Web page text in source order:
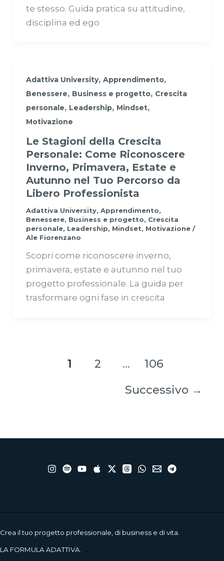
te stesso. Guida pratica su attitudine,
disciplina ed ego
Adattiva University, Apprendimento,
Benessere, Business e progetto, Crescita
personale, Leadership, Mindset,
Motivazione
Le Stagioni della Crescita
Personale: Come Riconoscere
Inverno, Primavera, Estate e
Autunno nel Tuo Percorso da
Libero Professionista
Adattiva University, Apprendimento,
Benessere, Business e progetto, Crescita
personale, Leadership, Mindset, Motivazione/
Ale Fiorenzano
Scopri come riconoscere inverno,
primavera, estate e autunno nel tuo
progetto professionale. La guida per
trasformare ogni fase in crescita
1 2 …
106
Successivo →
Crea il tuo progetto professionale, di business e di vita.
LA FORMULA ADATTIVA.